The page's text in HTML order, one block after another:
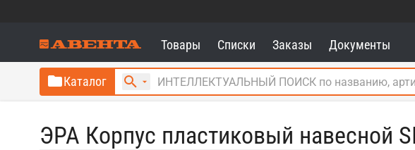
Товары Списки Заказы Документы
Каталог
ЭРА Корпус пластиковый навесной